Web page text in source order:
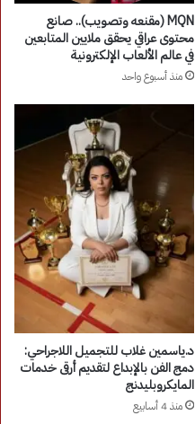
MQN (مقنعه وتصويب).. صانع
محتوى عراقي يحقق ملايين المتابعين
في عالم الألعاب الإلكترونية
منذ أسبوع واحد
د.ياسمين غلاب للتجميل اللاجراحي:
دمج الفن بالإبداع لتقديم أرقى خدمات
المايكروبليدنج
منذ 4 أسابيع